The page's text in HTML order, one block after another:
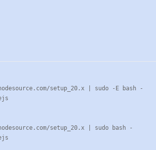
setup_20.x | sudo -E bash -
setup_20.x | sudo bash -